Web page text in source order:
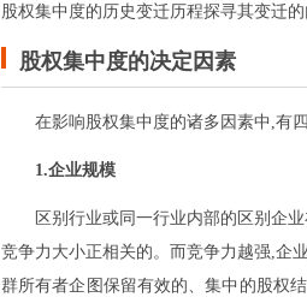
股权集中度的历史变迁历程探寻其变迁
股权集中度的决定因素
在影响股权集中度的诸多因素中,有
1.企业规模
区别行业或同一行业内部的区别企
竞争力大小正相关的。而竞争力越强,企
群所有者企图保留有效的、集中的股权